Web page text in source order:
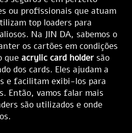
ou profissionais que atuam
top loaders para
Na JIN DA, sabemos o
os cartões em condições
que acrylic card holder são
dos cards. Eles ajudam a
e facilitam exibi-los para
Então, vamos falar mais
são utilizados e onde